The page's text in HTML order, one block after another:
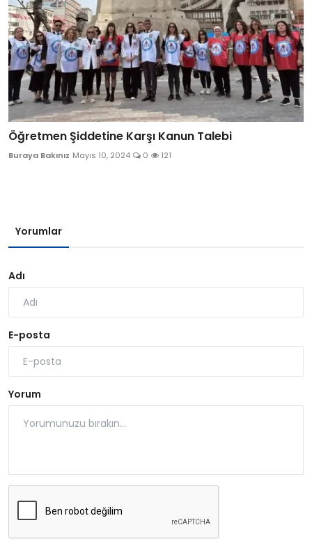
Öğretmen Şiddetine Karşı Kanun Talebi
Buraya Bakınız Mayıs 10, 2024 0 121
Yorumlar
Adı
E-posta
Yorum